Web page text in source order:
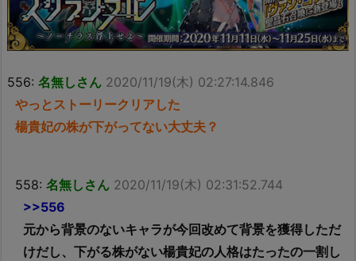
556: 名無しさん 2020/11/19(木) 02:27:14.846
やっとストーリークリアした
楊貴妃の株が下がってない大丈夫？
558: 名無しさん 2020/11/19(木) 02:31:52.744
>>556
元から背景のないキャラが今回改めて背景を獲得しただ
けだし、下がる株がない楊貴妃の人格はたったの一割し